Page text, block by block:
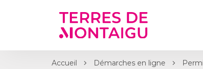
Accueil Démarches en ligne